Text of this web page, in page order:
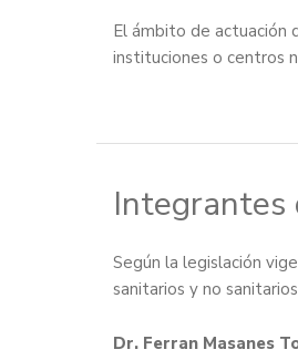
El ámbito de actuación
instituciones o centros
Integrantes
Según la legislación
sanitarios y no
Dr. Ferran Masanes